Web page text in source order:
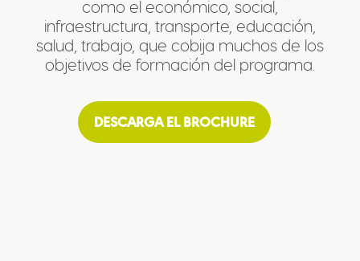
como el económico, social,
infraestructura, transporte, educación,
salud, trabajo, que cobija muchos de los
objetivos de formación del programa.
DESCARGA EL BROCHURE